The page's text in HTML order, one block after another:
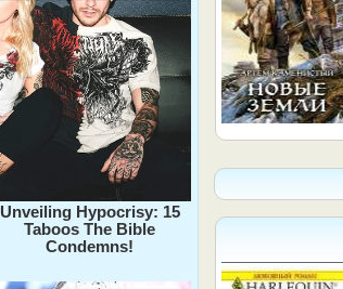
Unveiling Hypocrisy: 15
Taboos The Bible
Condemns!